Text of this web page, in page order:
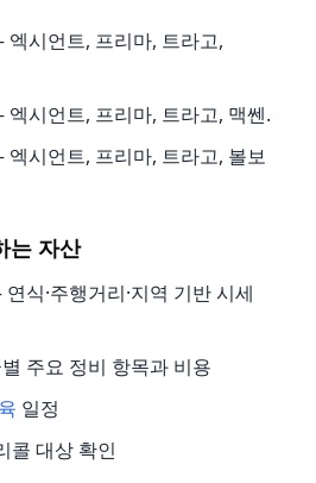
시언트, 프리마, 트라고,
시언트, 프리마, 트라고, 맥쎈.
시언트, 프리마, 트라고, 볼보
는 자산
식·주행거리·지역 기반 시세
주요 정비 항목과 비용
일정
콜 대상 확인